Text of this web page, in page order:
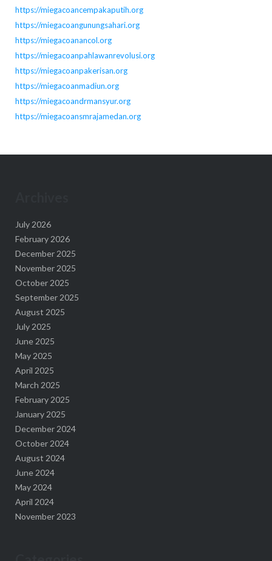
https://miegacoancempakaputih.org
https://miegacoangunungsahari.org
https://miegacoanancol.org
https://miegacoanpahlawanrevolusi.org
https://miegacoanpakerisan.org
https://miegacoanmadiun.org
https://miegacoandrmansyur.org
https://miegacoansmrajamedan.org
July 2026
February 2026
December 2025
November 2025
October 2025
September 2025
August 2025
July 2025
June 2025
May 2025
April 2025
March 2025
February 2025
January 2025
December 2024
October 2024
August 2024
June 2024
May 2024
April 2024
November 2023